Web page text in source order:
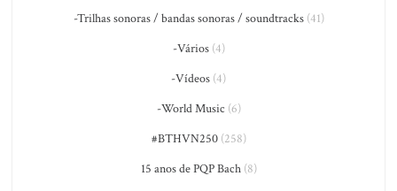
-Trilhas sonoras / bandas sonoras / soundtracks(41)
-Vários(4)
-Vídeos (4)
-World Music (6)
#BTHVN250(258)
15 anos de PQP Bach(8)